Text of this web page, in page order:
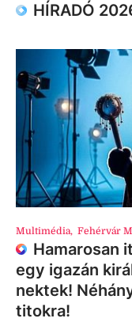
HÍRADÓ
Multimédia, Fehérvár
Hamarosan
egy igazán
nektek!
titokra!